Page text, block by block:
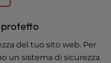
protetto
del tuo sito web. Per
un sistema di sicurezza